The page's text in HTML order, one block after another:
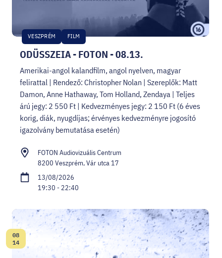
ODÜSSZEIA - FOTON - 08.13.
VESZPRÉM FILM
Amerikai-angol kalandfilm, angol nyelven, magyar
felirattal | Rendező: Christopher Nolan | Szereplők: Matt
Damon, Anne Hathaway, Tom Holland, Zendaya | Teljes
árú jegy: 2 550 Ft | Kedvezményes jegy: 2 150 Ft (6 éves
korig, diák, nyugdíjas; érvényes kedvezményre jogosító
igazolvány bemutatása esetén)
FOTON Audiovizuális Centrum
8200 Veszprém, Vár utca 17
13/08/2026
19:30 - 22:40
Date:
08
14